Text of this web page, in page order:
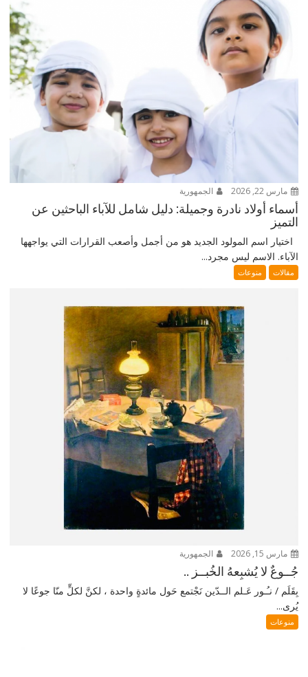
مارس 22, 2026 الجمهورية
أسماء أولاد نادرة وجميلة: دليل شامل للآباء الباحثين عن
التميز
اختيار اسم المولود الجديد هو من أجمل وأصعب القرارات التي يواجهها
الآباء. الاسم ليس مجرد...
مقالات منوعات
مارس 15, 2026 الجمهورية
جُــوعٌ لا يُشبِعهُ الخُبــز ..
بِقَلَم / نـُـور عَـلم الــدّين نَجْتمع حَول مائدةٍ واحدة ، لكنَّ لكلٍّ منّا جوعًا لا
يُرى...
منوعات